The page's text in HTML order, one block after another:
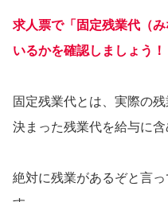
求人票で「固定残業代（
いるかを確認しましょう！
固定残業代とは、実際の
決まった残業代を給与に含
絶対に残業があるぞと言